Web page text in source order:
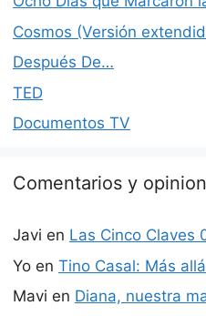
Cosmos (Versión
Después De…
TED
Documentos TV
Comentarios y
Javi en Las Cinco Claves
Yo en Tino Casal: Más
Mavi en Diana, nuestra